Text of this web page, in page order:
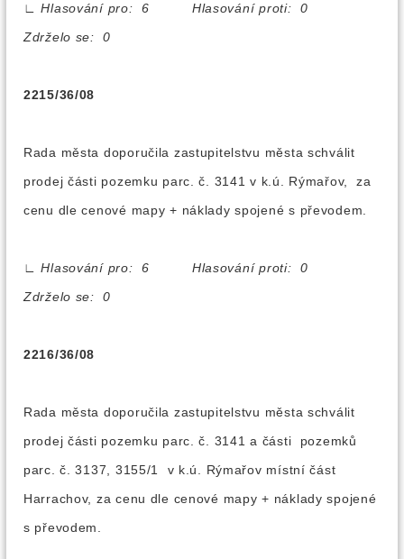
∟
Hlasování pro: 6 Hlasování proti: 0
Zdrželo se: 0
2215/36/08
Rada města doporučila zastupitelstvu města schválit
prodej části pozemku parc. č. 3141 v k.ú. Rýmařov, za
cenu dle cenové mapy + náklady spojené s převodem.
∟
Hlasování pro: 6 Hlasování proti: 0
Zdrželo se: 0
2216/36/08
Rada města doporučila zastupitelstvu města schválit
prodej části pozemku parc. č. 3141 a části pozemků
parc. č. 3137, 3155/1 v k.ú. Rýmařov místní část
Harrachov, za cenu dle cenové mapy + náklady spojené
s převodem.